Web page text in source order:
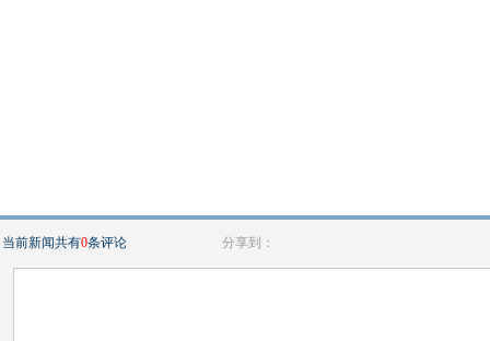
当前新闻共有0条评论 分享到：